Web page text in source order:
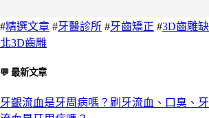
#精選文章 #牙醫診所 #牙齒矯正 #3D齒雕
北3D齒雕
💬 最新文章
牙齦流血是牙周病嗎？刷牙流血、口臭、